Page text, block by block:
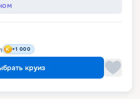
+1 000
круиз